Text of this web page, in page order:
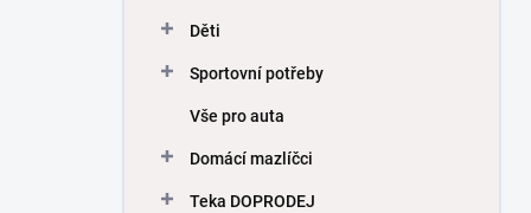
Děti
Sportovní potřeby
Vše pro auta
Domácí mazlíčci
Teka DOPRODEJ